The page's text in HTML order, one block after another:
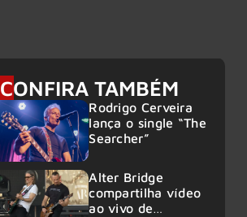
CONFIRA TAMBÉM
Rodrigo Cerveira
lança o single “The
Searcher”
Alter Bridge
compartilha vídeo
ao vivo de